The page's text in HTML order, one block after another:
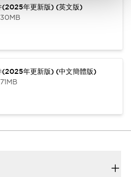
(2025年更新版) (英文版)
(2025年更新版) (中文簡體版)